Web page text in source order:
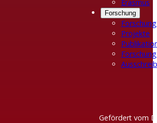
Erasmus
Forschung
Projekte
Gefördert vom